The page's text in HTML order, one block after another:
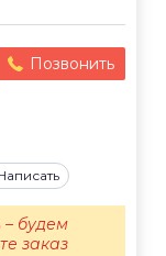
Позвонить
будем
заказ